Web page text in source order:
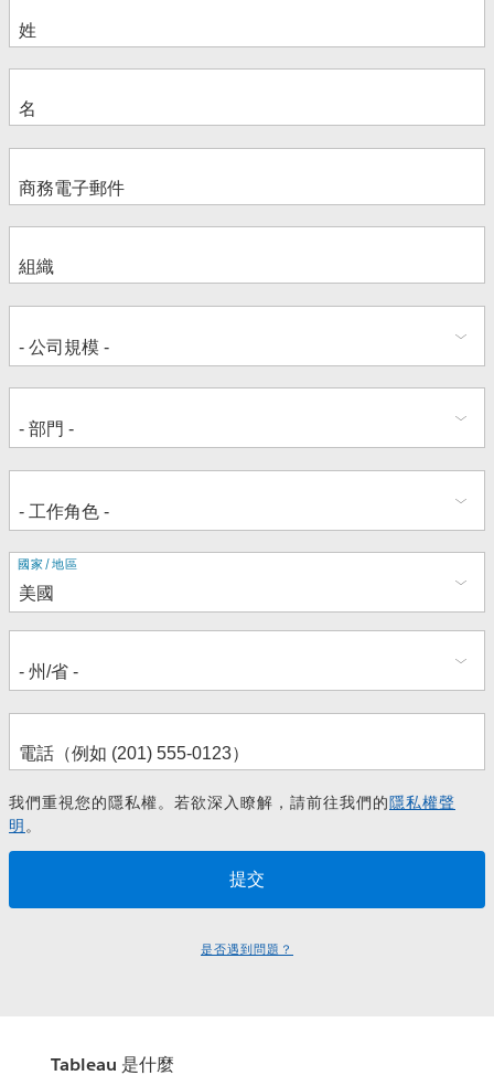
地
址
國家/地區
我們重視您的隱私權。若欲深入瞭解，請前往我們的隱私權聲
明。
是否遇到問題？
Tableau 是什麼